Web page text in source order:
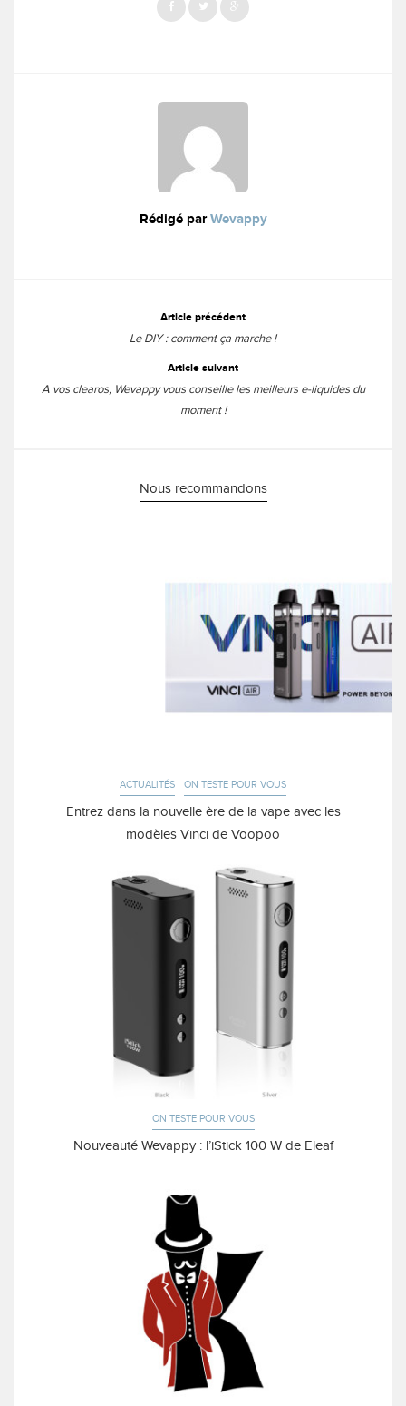
Rédigé par Wevappy
Article précédent
Le DIY : comment ça marche !
Article suivant
A vos clearos, Wevappy vous conseille les meilleurs e-liquides du
moment !
Nous recommandons
ACTUALITÉS ON TESTE POUR VOUS
Entrez dans la nouvelle ère de la vape avec les
modèles Vinci de Voopoo
ON TESTE POUR VOUS
Nouveauté Wevappy : l’iStick 100 W de Eleaf